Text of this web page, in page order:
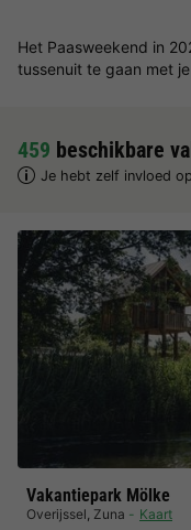
Het Paasweekend in
tussenuit te gaan met
459 beschikbare
Je hebt zelf invloed
Vakantiepark Mölke
Overijssel, Zuna Kaart